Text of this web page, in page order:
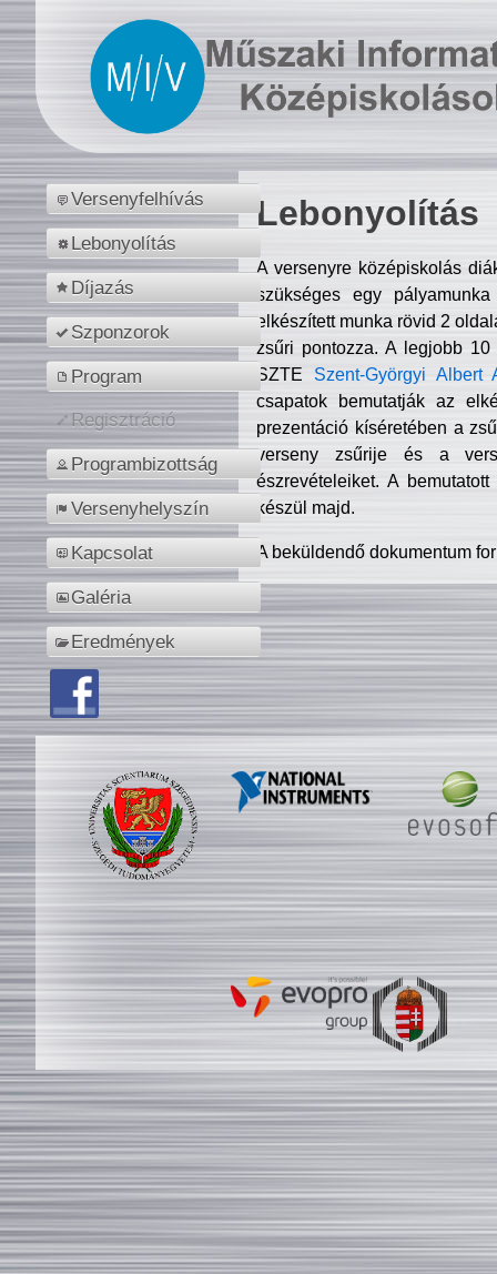
Versenyfelhívás
Lebonyolítás
Díjazás
Szponzorok
Program
Regisztráció
Programbizottság
Versenyhelyszín
Kapcsolat
Galéria
Eredmények
Lebonyolítás
A versenyre középiskolás
szükséges egy
elkészített munka rövid 2
zsűri pontozza. A legjobb
SZTE Szent-Györgyi Albert
csapatok bemutatják az
prezentáció kíséretében a
verseny zsűrije és a
észrevételeiket. A
készül majd.
A beküldendő dokumentum